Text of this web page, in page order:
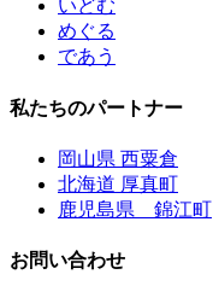
いどむ
めぐる
であう
私たちのパートナー
岡山県 西粟倉
北海道 厚真町
鹿児島県 錦江町
お問い合わせ